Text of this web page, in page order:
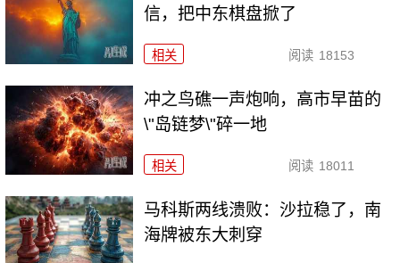
信，把中东棋盘掀了
相关 阅读 18153
冲之鸟礁一声炮响，高市早苗的
\"岛链梦\"碎一地
相关 阅读 18011
马科斯两线溃败：沙拉稳了，南
海牌被东大刺穿